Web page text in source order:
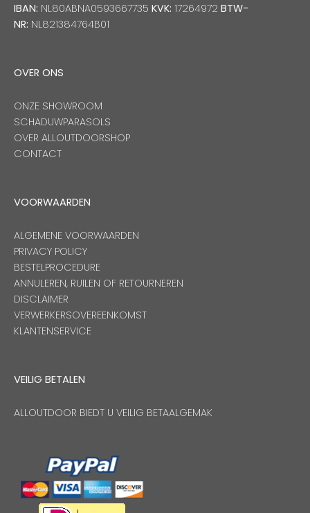
IBAN: NL80ABNA0593667735 KVK: 17264972 BTW-
NR: NL821384764B01
OVER ONS
ONZE SHOWROOM
SCHADUWPARASOLS
OVER ALLOUTDOORSHOP
CONTACT
VOORWAARDEN
ALGEMENE VOORWAARDEN
PRIVACY POLICY
BESTELPROCEDURE
ANNULEREN, RUILEN OF RETOURNEREN
DISCLAIMER
VERWERKERSOVEREENKOMST
KLANTENSERVICE
VEILIG BETALEN
ALLOUTDOOR BIEDT U VEILIG BETAALGEMAK